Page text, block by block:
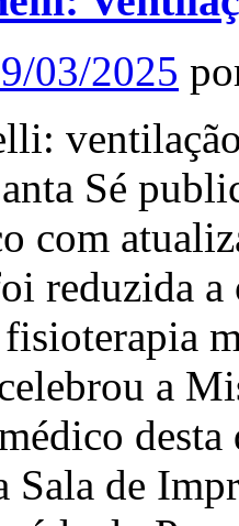
03/2025
Sé
com
reduzida
a
de